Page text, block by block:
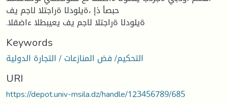
حبصأ ذإ ،ةيلودلا ةراجتلا لاجم يف
.ةيلودلا ةراجتلا لاجم يف يعيبطلا ءاضقلا
Keywords
التحكيم/ فض المنازعات / التجارة الدولية
URI
https://depot.univ-msila.dz/handle/123456789/685